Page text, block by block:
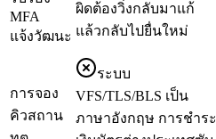
MFA
แจ้งวัฒนะ
ผิดต้องวิ่งกลับมาแก้
แล้วกลับไปยื่นใหม่
การจอง
คิวสถาน
ระบบ
VFS/TLS/BLS เป็น
ภาษาอังกฤษ การชำระ